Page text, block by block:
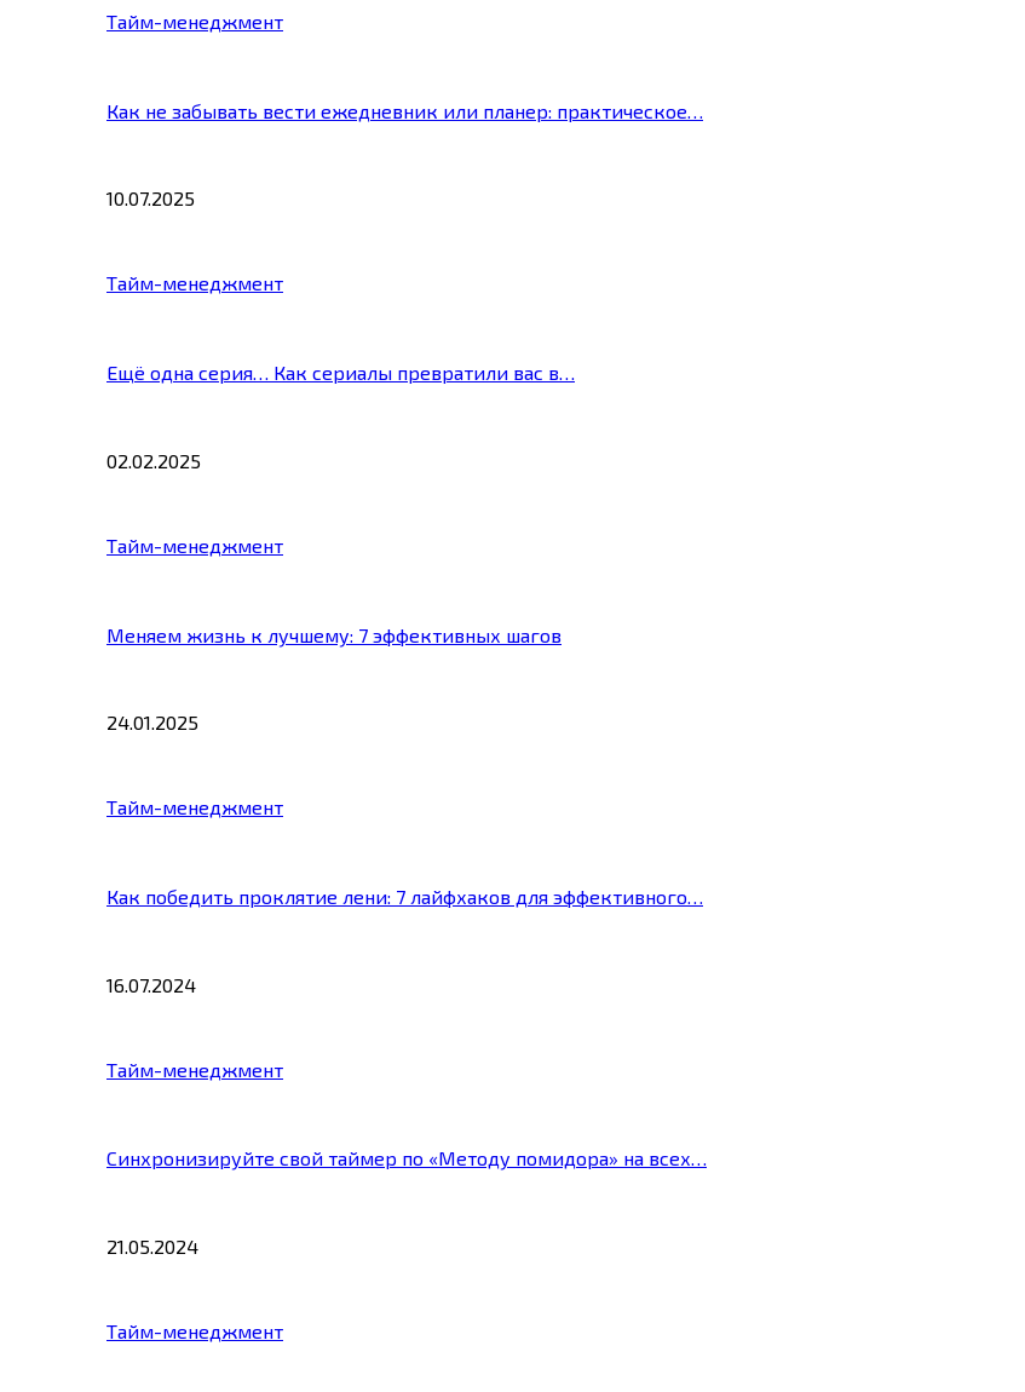
Тайм-менеджмент
Как не забывать вести ежедневник или планер: практическое…
10.07.2025
Тайм-менеджмент
Ещё одна серия… Как сериалы превратили вас в…
02.02.2025
Тайм-менеджмент
Меняем жизнь к лучшему: 7 эффективных шагов
24.01.2025
Тайм-менеджмент
Как победить проклятие лени: 7 лайфхаков для эффективного…
16.07.2024
Тайм-менеджмент
Синхронизируйте свой таймер по «Методу помидора» на всех…
21.05.2024
Тайм-менеджмент